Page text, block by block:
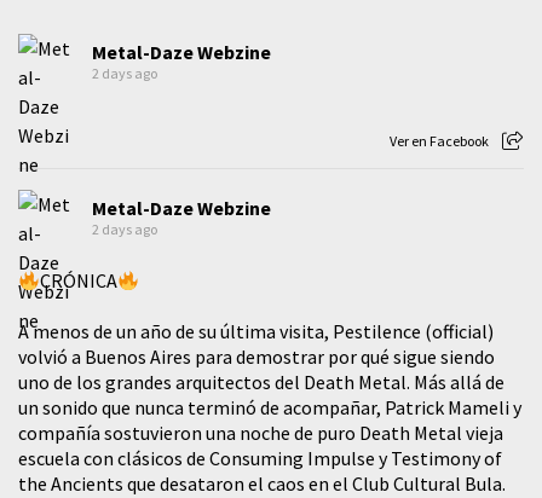
Metal-Daze Webzine
2 days ago
Ver en Facebook
Metal-Daze Webzine
2 days ago
CRÓNICA
A menos de un año de su última visita, Pestilence (official)
volvió a Buenos Aires para demostrar por qué sigue siendo
uno de los grandes arquitectos del Death Metal. Más allá de
un sonido que nunca terminó de acompañar, Patrick Mameli y
compañía sostuvieron una noche de puro Death Metal vieja
escuela con clásicos de Consuming Impulse y Testimony of
the Ancients que desataron el caos en el Club Cultural Bula.